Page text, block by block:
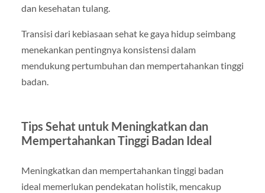
dan kesehatan tulang.
Transisi dari kebiasaan sehat ke gaya hidup seimbang
menekankan pentingnya konsistensi dalam
mendukung pertumbuhan dan mempertahankan tinggi
badan.
Tips Sehat untuk Meningkatkan dan
Mempertahankan Tinggi Badan Ideal
Meningkatkan dan mempertahankan tinggi badan
ideal memerlukan pendekatan holistik, mencakup